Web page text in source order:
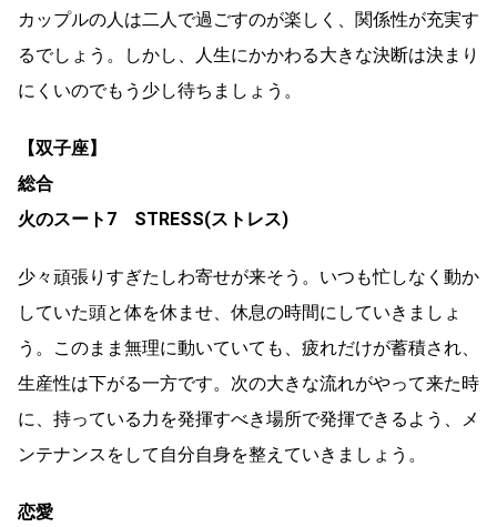
カップルの人は二人で過ごすのが楽しく、関係性が充実す
るでしょう。しかし、人生にかかわる大きな決断は決まり
にくいのでもう少し待ちましょう。
【双子座】
総合
火のスート7 STRESS(ストレス)
少々頑張りすぎたしわ寄せが来そう。いつも忙しなく動か
していた頭と体を休ませ、休息の時間にしていきましょ
う。このまま無理に動いていても、疲れだけが蓄積され、
生産性は下がる一方です。次の大きな流れがやって来た時
に、持っている力を発揮すべき場所で発揮できるよう、メ
ンテナンスをして自分自身を整えていきましょう。
恋愛